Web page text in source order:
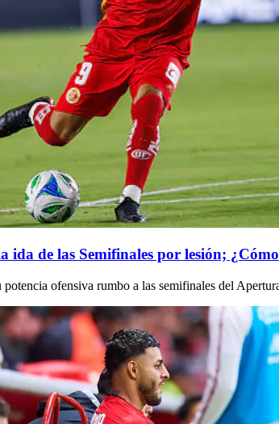
ida de las Semifinales por lesión;
ofensiva rumbo a las semifinales del